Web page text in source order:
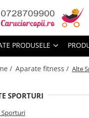
copii
3in1
PRODUSELE
/ Aparate fitness / Alte
SPORTURI
Sporturi